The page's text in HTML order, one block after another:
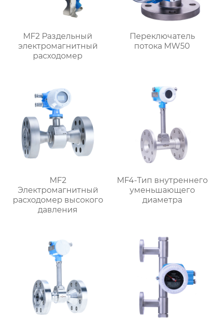
MF2 Раздельный
электромагнитный
расходомер
Переключатель
потока MW50
MF2
Электромагнитный
расходомер высокого
давления
MF4-Тип внутреннего
уменьшающего
диаметра